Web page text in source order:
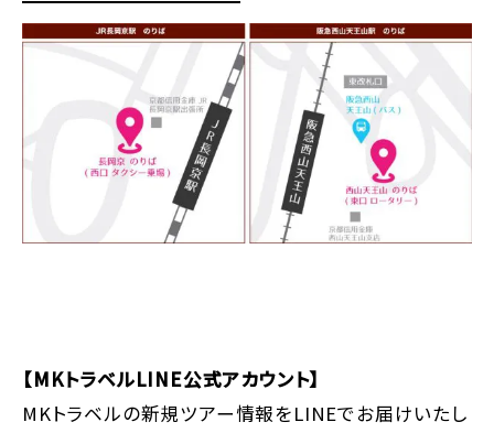
【MKトラベルLINE公式アカウント】
MKトラベルの新規ツアー情報をLINEでお届けいたし